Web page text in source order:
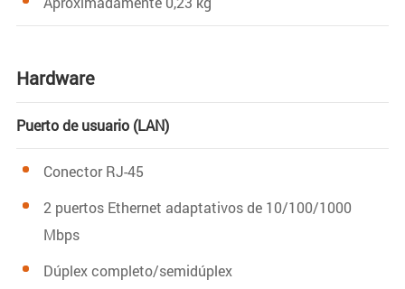
Hardware
Puerto de usuario (LAN)
Conector RJ-45
2 puertos Ethernet adaptativos de 10/100/1000
Mbps
Dúplex completo/semidúplex